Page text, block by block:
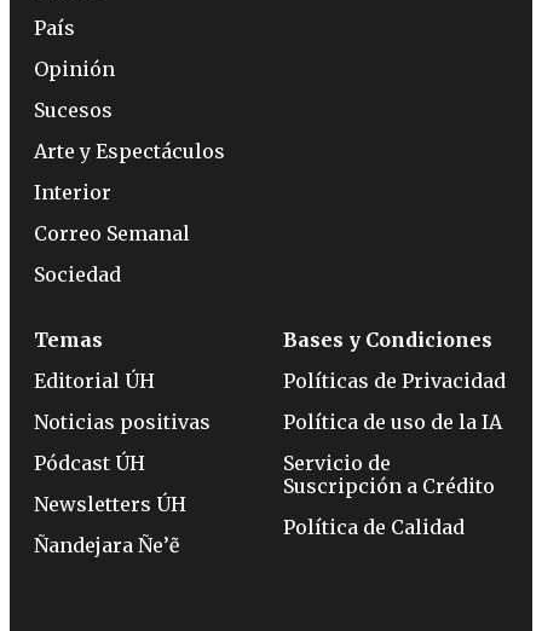
País
Opinión
Sucesos
Arte y Espectáculos
Interior
Correo Semanal
Sociedad
Temas
Editorial ÚH
Noticias positivas
Pódcast ÚH
Newsletters ÚH
Ñandejara Ñe’ẽ
Bases y Condiciones
Políticas de Privacidad
Política de uso de la IA
Servicio de
Suscripción a Crédito
Política de Calidad